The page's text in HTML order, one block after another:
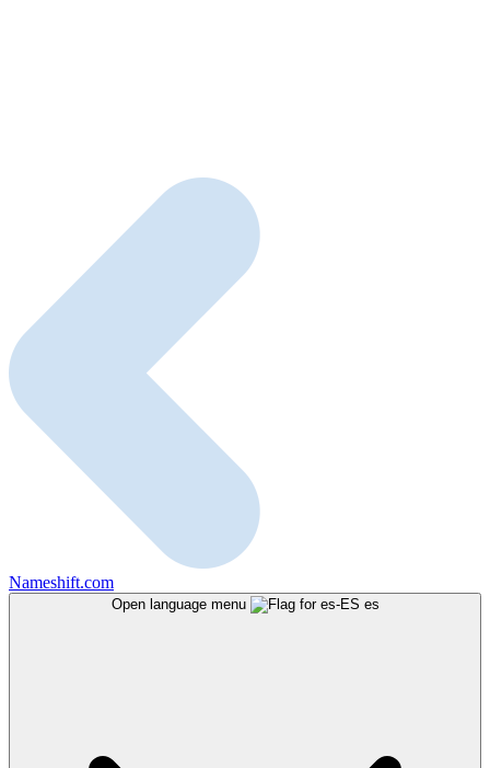
Nameshift.com
Open language menu es